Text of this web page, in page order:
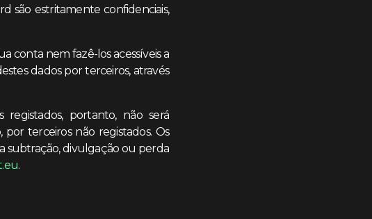
são estritamente confidenciais,
conta nem fazê-los acessíveis a
dados por terceiros, através
portanto, não será
terceiros não registados. Os
subtração, divulgação ou perda
.